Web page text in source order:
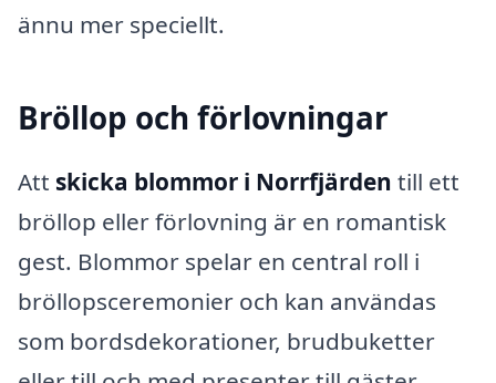
ännu mer speciellt.
Bröllop och förlovningar
Att skicka blommor i Norrfjärden till ett
bröllop eller förlovning är en romantisk
gest. Blommor spelar en central roll i
bröllopsceremonier och kan användas
som bordsdekorationer, brudbuketter